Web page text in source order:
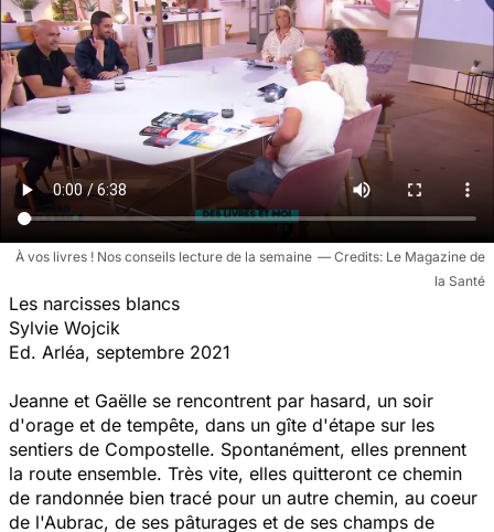
À vos livres ! Nos conseils lecture de la semaine
Le Magazine de
la Santé
Les narcisses blancs
Sylvie Wojcik
Ed. Arléa, septembre 2021
Jeanne et Gaëlle se rencontrent par hasard, un soir
d'orage et de tempête, dans un gîte d'étape sur les
sentiers de Compostelle. Spontanément, elles prennent
la route ensemble. Très vite, elles quitteront ce chemin
de randonnée bien tracé pour un autre chemin, au coeur
de l'Aubrac, de ses pâturages et de ses champs de